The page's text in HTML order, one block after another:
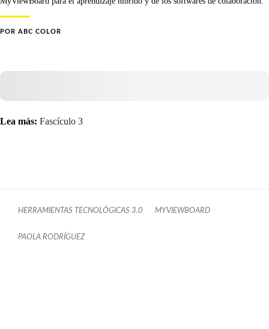
POR ABC COLOR
Lea más: Fascículo 3
HERRAMIENTAS TECNOLÓGICAS 3.0 MYVIEWBOARD
PAOLA RODRÍGUEZ